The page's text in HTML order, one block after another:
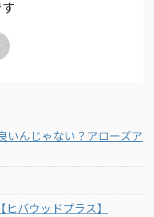
いんじゃない？アローズア
バウッドプラス】